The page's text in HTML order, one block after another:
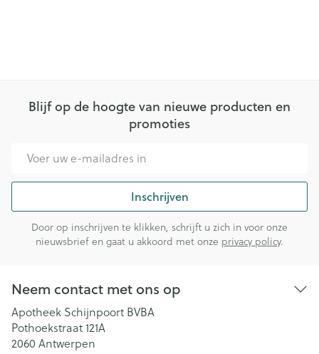
Blijf op de hoogte van nieuwe producten en
promoties
Inschrijven
Door op inschrijven te klikken, schrijft u zich in voor onze
nieuwsbrief en gaat u akkoord met onze privacy policy.
Neem contact met ons op
Apotheek Schijnpoort BVBA
Pothoekstraat 121A
2060 Antwerpen